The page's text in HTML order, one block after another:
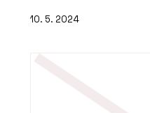
10. 5. 2024